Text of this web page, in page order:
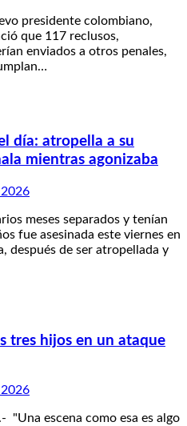
presidente colombiano,
que 117 reclusos,
enviados a otros penales,
día: atropella a su
mientras agonizaba
meses separados y tenían
fue asesinada este viernes en
después de ser atropellada y
tres hijos en un ataque
"Una escena como esa es algo